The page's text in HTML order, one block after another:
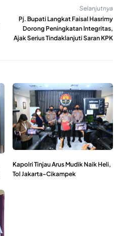
Selanjutnya
Pj. Bupati Langkat Faisal Hasrimy
Dorong Peningkatan Integritas,
Ajak Serius Tindaklanjuti Saran KPK
Kapolri Tinjau Arus Mudik Naik Heli,
Tol Jakarta-Cikampek